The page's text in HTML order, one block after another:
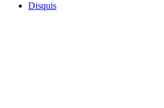
Disquis